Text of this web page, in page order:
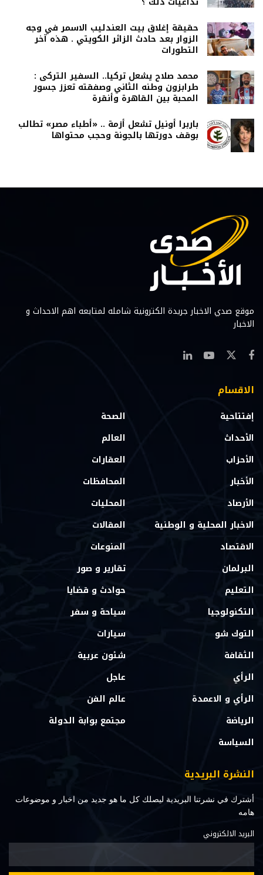
حقيقة إغلاق بيت العندليب الاسمر في وجه
الزوار بعد حادث الزائر الكويتي . هذه آخر
التطورات
محمد صلاح يشعل تركيا.. السفير التركى :
طرابزون وطنه الثاني وصفقته تعزز جسور
المحبة بين القاهرة وأنقرة
باربرا أونيل تشعل أزمة .. «أطباء مصر» تطالب
بوقف دورتها بالجونة وحجب محتواها
موقع صدي الاخبار جريدة الكترونية شامله لمتابعه اهم الاحداث و
الاخبار
الاقسام
إفتتاحية
الأحداث
الأحزاب
الأخبار
الأرصاد
الاخبار المحلية و الوطنية
الاقتصاد
البرلمان
التعليم
التكنولوجيا
التوك شو
الثقافة
الرأي
الرأي و الاعمدة
الرياضة
السياسة
الصحة
العالم
العقارات
المحافظات
المحليات
المقالات
المنوعات
تقارير و صور
حوادث و قضايا
سياحة و سفر
سيارات
شئون عربية
عاجل
عالم الفن
مجتمع بوابة الدولة
النشرة البريدية
أشترك في نشرتنا البريدية ليصلك كل ما هو جديد من اخبار و موضوعات
هامه
البريد الالكتروني